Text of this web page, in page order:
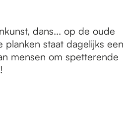
dans... op de oude
planken staat dagelijks een
mensen om spetterende